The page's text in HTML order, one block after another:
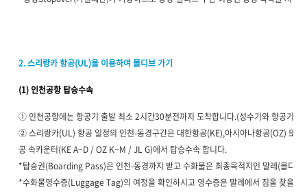
2. 스리랑카 항공(UL)을 이용하여 몰디브 가기
(1) 인천공항 탑승수속
① 인천공항에는 항공기 출발 최소 2시간30분전까지 도착합니다.(성수기와 항공기 밀
② 스리랑카(UL) 항공 일정의 인천-동경구간은 대한항공(KE),아시아나항공(OZ) 또
공 속카운터(KE A~D / OZ K~M / JL G)에서 탑승수속 합니다.
*탑승권(Boarding Pass)은 인천-동경까지 받고 수화물은 최종목적지인 말레(몰디브
*수화물영수증(Luggage Tag)의 여정을 확인하시고 영수증은 말레에서 짐을 찾을때